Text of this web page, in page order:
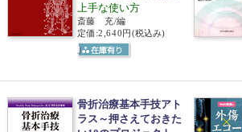
上手な使い方
斎藤 充/編
定価:2,640円(税込み)
骨折治療基本手技アト
ラス～押さえておきた